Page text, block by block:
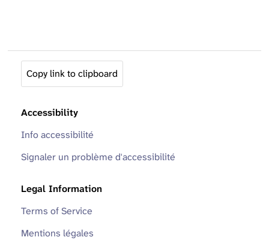
Copy link to clipboard
Accessibility
Info accessibilité
Signaler un problème d'accessibilité
Legal Information
Terms of Service
Mentions légales